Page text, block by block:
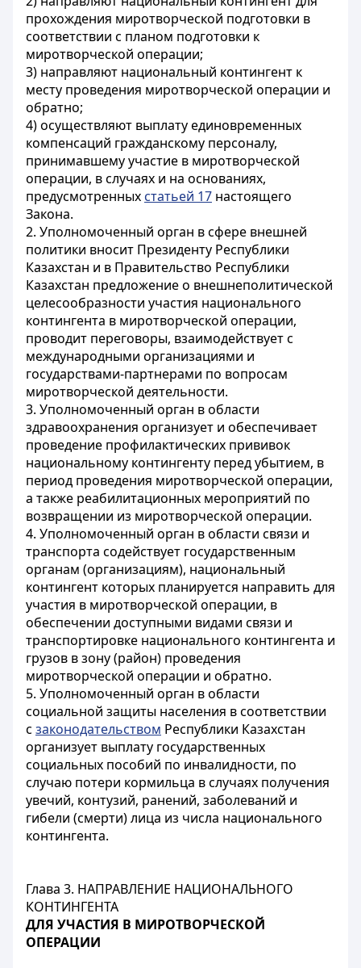
прохождения миротворческой подготовки в
соответствии с планом подготовки к
миротворческой операции;
3) направляют национальный контингент к
месту проведения миротворческой операции и
обратно;
4) осуществляют выплату единовременных
компенсаций гражданскому персоналу,
принимавшему участие в миротворческой
операции, в случаях и на основаниях,
предусмотренных статьей 17 настоящего
Закона.
2. Уполномоченный орган в сфере внешней
политики вносит Президенту Республики
Казахстан и в Правительство Республики
Казахстан предложение о внешнеполитической
целесообразности участия национального
контингента в миротворческой операции,
проводит переговоры, взаимодействует с
международными организациями и
государствами-партнерами по вопросам
миротворческой деятельности.
3. Уполномоченный орган в области
здравоохранения организует и обеспечивает
проведение профилактических прививок
национальному контингенту перед убытием, в
период проведения миротворческой операции,
а также реабилитационных мероприятий по
возвращении из миротворческой операции.
4. Уполномоченный орган в области связи и
транспорта содействует государственным
органам (организациям), национальный
контингент которых планируется направить для
участия в миротворческой операции, в
обеспечении доступными видами связи и
транспортировке национального контингента и
грузов в зону (район) проведения
миротворческой операции и обратно.
5. Уполномоченный орган в области
социальной защиты населения в соответствии
с законодательством Республики Казахстан
организует выплату государственных
социальных пособий по инвалидности, по
случаю потери кормильца в случаях получения
увечий, контузий, ранений, заболеваний и
гибели (смерти) лица из числа национального
контингента.
Глава 3. НАПРАВЛЕНИЕ НАЦИОНАЛЬНОГО
КОНТИНГЕНТА
ДЛЯ УЧАСТИЯ В МИРОТВОРЧЕСКОЙ
ОПЕРАЦИИ